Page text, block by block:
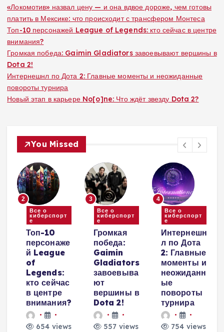
«Локомотив» назвал цену — и она вдвое дороже, чем готовы
платить в Мексике: что происходит с трансфером Монтеса
Топ-10 персонажей League of Legends: кто сейчас в центре
внимания?
Громкая победа: Gaimin Gladiators завоевывают вершины в
Dota 2!
Интернешнл по Дота 2: Главные моменты и неожиданные
повороты турнира
Новый этап в карьере No[o]ne: Что ждёт звезду Dota 2?
You Missed
2
Все о
киберспорт
е
Топ-10
персонаже
й League
of
Legends:
кто сейчас
в центре
внимания?
654 views
3
Все о
киберспорт
е
Громкая
победа:
Gaimin
Gladiators
завоевыва
ют
вершины в
Dota 2!
557 views
4
Все о
киберспорт
е
Интернешн
л по Дота
2: Главные
моменты и
неожиданн
ые
повороты
турнира
754 views